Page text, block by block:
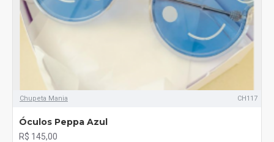
Chupeta Mania CH117
Óculos Peppa Azul
R$ 145,00